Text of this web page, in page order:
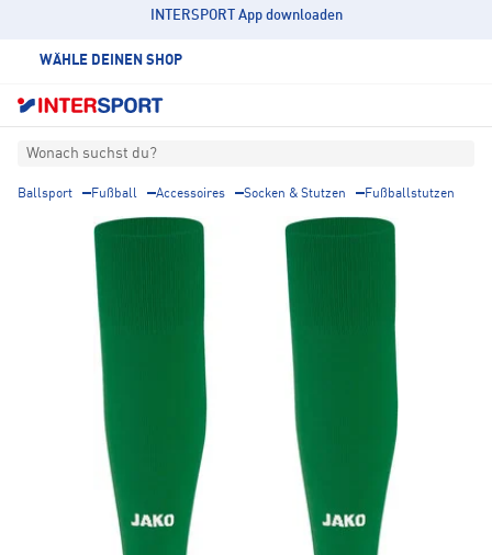
INTERSPORT App downloaden
WÄHLE DEINEN SHOP
Wonach suchst du?
Ballsport Fußball Accessoires Socken & Stutzen Fußballstutzen